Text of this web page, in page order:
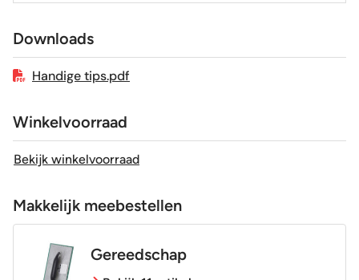
Downloads
Handige tips.pdf
Winkelvoorraad
Bekijk winkelvoorraad
Makkelijk meebestellen
Gereedschap